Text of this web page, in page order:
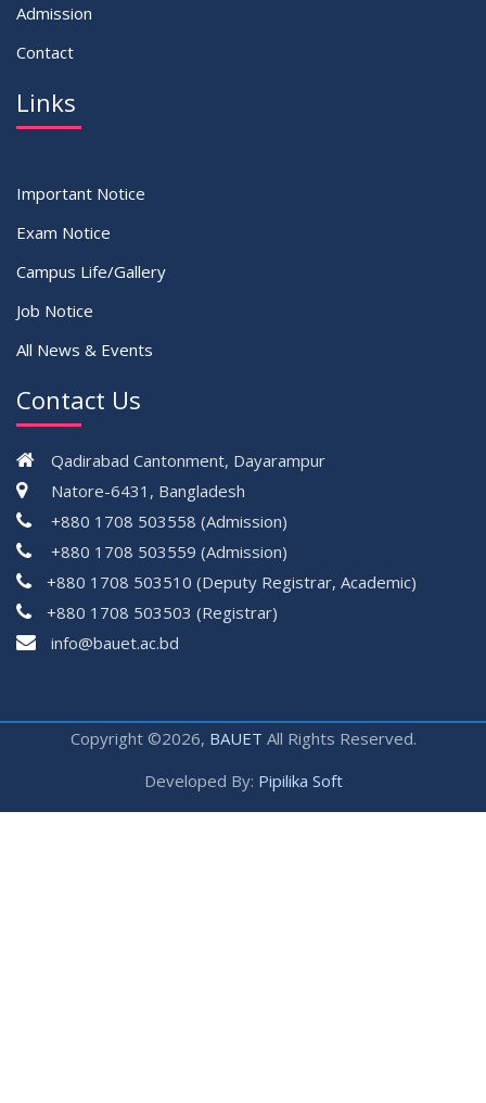
Admission
Contact
Links
Important Notice
Exam Notice
Campus Life/Gallery
Job Notice
All News & Events
Contact Us
Qadirabad Cantonment, Dayarampur
Natore-6431, Bangladesh
+880 1708 503558 (Admission)
+880 1708 503559 (Admission)
+880 1708 503510 (Deputy Registrar, Academic)
+880 1708 503503 (Registrar)
çevrimsizinfo@bauet.ac.bd
Copyright ©2026, BAUET All Rights Reserved.
Developed By: Pipilika Soft